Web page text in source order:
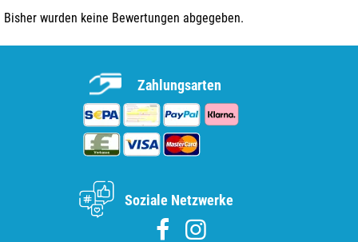
Bisher wurden keine Bewertungen abgegeben.
Zahlungsarten
Soziale Netzwerke